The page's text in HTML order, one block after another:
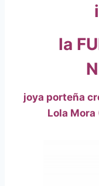
la
joya porteña
Lola Mora